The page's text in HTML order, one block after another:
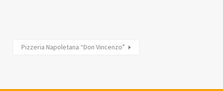
Pizzeria Napoletana “Don Vincenzo”